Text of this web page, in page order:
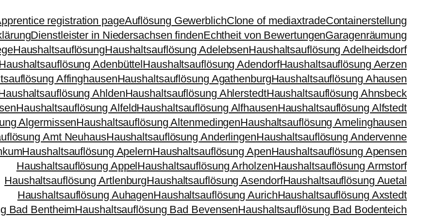
registration pageAuflösung GewerblichClone of mediaxtradeContainerstellung
Dienstleister in Niedersachsen findenEchtheit von BewertungenGaragenräumung
HaushaltsauflösungHaushaltsauflösung AdelebsenHaushaltsauflösung Adelheidsdorf
AdenbüttelHaushaltsauflösung AdendorfHaushaltsauflösung Aerzen
AffinghausenHaushaltsauflösung AgathenburgHaushaltsauflösung Ahausen
AhldenHaushaltsauflösung AhlerstedtHaushaltsauflösung Ahnsbeck
Haushaltsauflösung AlfeldHaushaltsauflösung AlfhausenHaushaltsauflösung Alfstedt
AlgermissenHaushaltsauflösung AltenmedingenHaushaltsauflösung Amelinghausen
Amt NeuhausHaushaltsauflösung AnderlingenHaushaltsauflösung Andervenne
Haushaltsauflösung ApelernHaushaltsauflösung ApenHaushaltsauflösung Apensen
Haushaltsauflösung AppelHaushaltsauflösung ArholzenHaushaltsauflösung Armstorf
Haushaltsauflösung ArtlenburgHaushaltsauflösung AsendorfHaushaltsauflösung Auetal
Haushaltsauflösung AuhagenHaushaltsauflösung AurichHaushaltsauflösung Axstedt
Bad BentheimHaushaltsauflösung Bad BevensenHaushaltsauflösung Bad Bodenteich